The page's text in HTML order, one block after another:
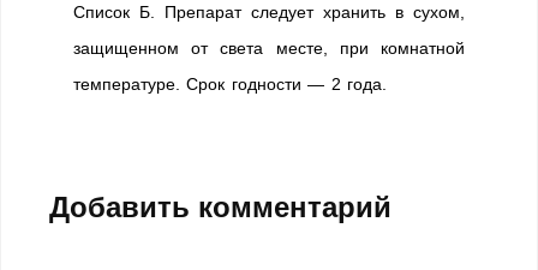
Список Б. Препарат следует хранить в сухом,
защищенном от света месте, при комнатной
температуре. Срок годности — 2 года.
Добавить комментарий